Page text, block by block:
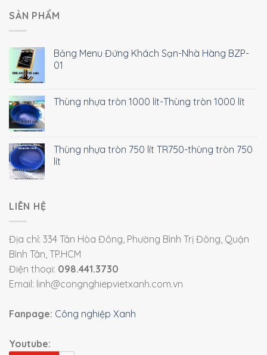
SẢN PHẨM
Bảng Menu Đứng Khách Sạn-Nhà Hàng BZP-
01
Thùng nhựa tròn 1000 lít-Thùng tròn 1000 lít
Thùng nhựa tròn 750 lít TR750-thùng tròn 750
lít
LIÊN HỆ
Địa chỉ: 334 Tân Hòa Đông, Phường Bình Trị Đông, Quận
Bình Tân, TP.HCM
Điện thoại: 098.441.3730
Email: linh@congnghiepvietxanh.com.vn
Fanpage: Công nghiệp Xanh
Youtube: